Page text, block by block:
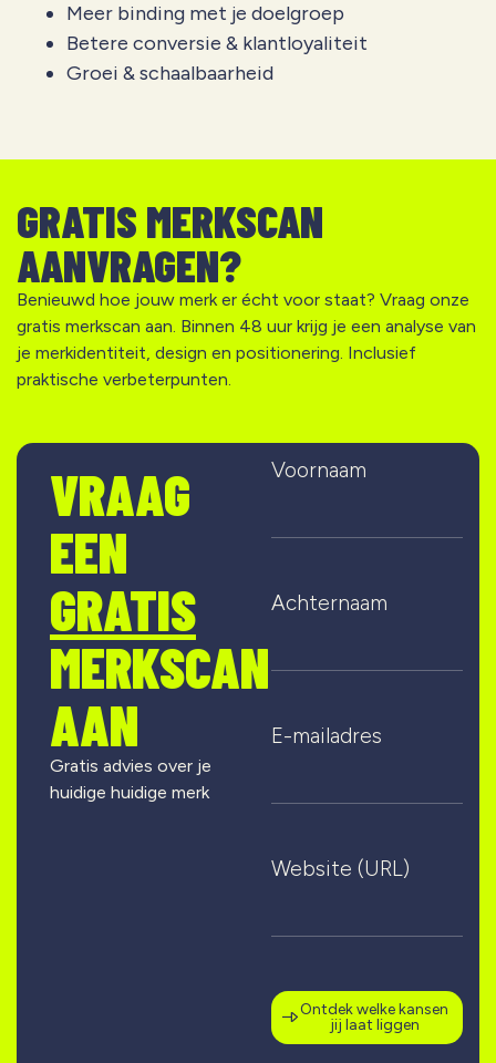
Meer binding met je doelgroep
Betere conversie & klantloyaliteit
Groei & schaalbaarheid
GRATIS MERKSCAN
AANVRAGEN?
Benieuwd hoe jouw merk er écht voor staat? Vraag onze
gratis merkscan aan. Binnen 48 uur krijg je een analyse van
je merkidentiteit, design en positionering. Inclusief
praktische verbeterpunten.
VRAAG
EEN
GRATIS
MERKSCAN
AAN
Gratis advies over je
huidige huidige merk
Voornaam
Achternaam
E-mailadres
Website (URL)
Ontdek welke kansen
jij laat liggen